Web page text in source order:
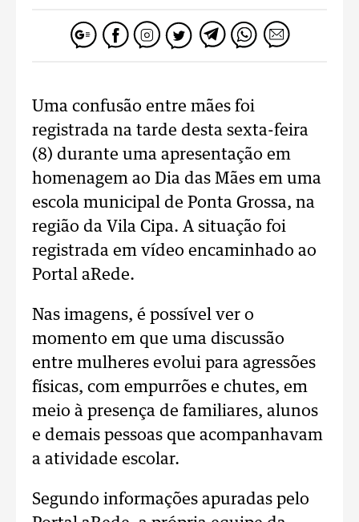
Uma confusão entre mães foi
registrada na tarde desta sexta-feira
(8) durante uma apresentação em
homenagem ao Dia das Mães em uma
escola municipal de Ponta Grossa, na
região da Vila Cipa. A situação foi
registrada em vídeo encaminhado ao
Portal aRede.
Nas imagens, é possível ver o
momento em que uma discussão
entre mulheres evolui para agressões
físicas, com empurrões e chutes, em
meio à presença de familiares, alunos
e demais pessoas que acompanhavam
a atividade escolar.
Segundo informações apuradas pelo